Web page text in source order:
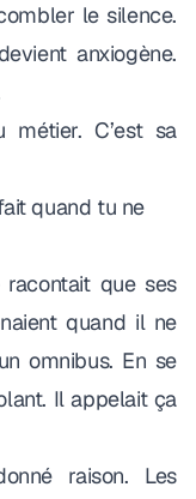
le silence.
anxiogène.
C’est sa
quand tu ne
racontait que ses
quand il ne
omnibus. En se
Il appelait ça
raison. Les